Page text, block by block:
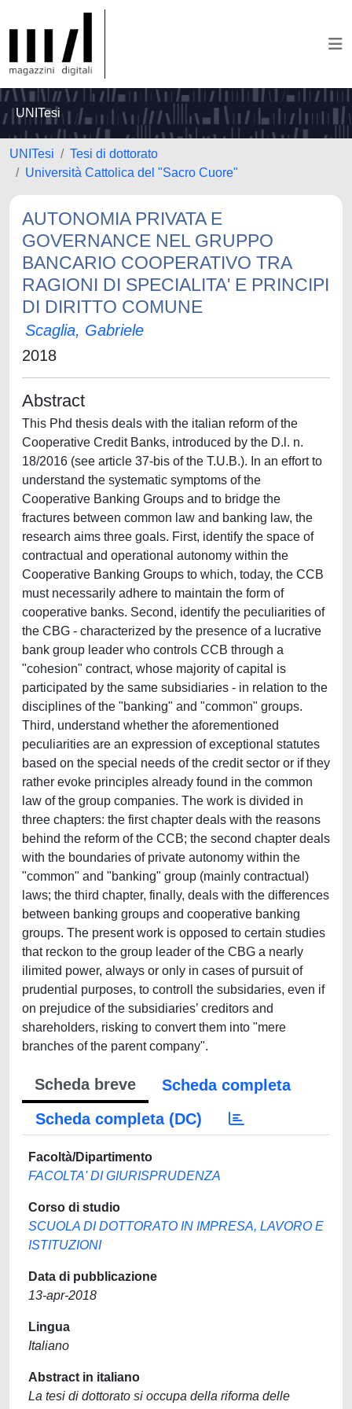
UNITesi
UNITesi
Tesi di dottorato
Università Cattolica del "Sacro Cuore"
AUTONOMIA PRIVATA E
GOVERNANCE NEL GRUPPO
BANCARIO COOPERATIVO TRA
RAGIONI DI SPECIALITA' E PRINCIPI
DI DIRITTO COMUNE
Scaglia, Gabriele
2018
Abstract
This Phd thesis deals with the italian reform of the
Cooperative Credit Banks, introduced by the D.l. n.
18/2016 (see article 37-bis of the T.U.B.). In an effort to
understand the systematic symptoms of the
Cooperative Banking Groups and to bridge the
fractures between common law and banking law, the
research aims three goals. First, identify the space of
contractual and operational autonomy within the
Cooperative Banking Groups to which, today, the CCB
must necessarily adhere to maintain the form of
cooperative banks. Second, identify the peculiarities of
the CBG - characterized by the presence of a lucrative
bank group leader who controls CCB through a
"cohesion" contract, whose majority of capital is
participated by the same subsidiaries - in relation to the
disciplines of the "banking" and "common" groups.
Third, understand whether the aforementioned
peculiarities are an expression of exceptional statutes
based on the special needs of the credit sector or if they
rather evoke principles already found in the common
law of the group companies. The work is divided in
three chapters: the first chapter deals with the reasons
behind the reform of the CCB; the second chapter deals
with the boundaries of private autonomy within the
"common" and "banking" group (mainly contractual)
laws; the third chapter, finally, deals with the differences
between banking groups and cooperative banking
groups. The present work is opposed to certain studies
that reckon to the group leader of the CBG a nearly
ilimited power, always or only in cases of pursuit of
prudential purposes, to controll the subsidaries, even if
on prejudice of the subsidiaries’ creditors and
shareholders, risking to convert them into "mere
branches of the parent company".
Scheda breve
Scheda completa
Scheda completa (DC)
Facoltà/Dipartimento
FACOLTA' DI GIURISPRUDENZA
Corso di studio
SCUOLA DI DOTTORATO IN IMPRESA, LAVORO E
ISTITUZIONI
Data di pubblicazione
13-apr-2018
Lingua
Italiano
Abstract in italiano
La tesi di dottorato si occupa della riforma delle